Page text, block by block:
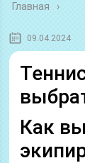
Главная
09.04.2024
Как